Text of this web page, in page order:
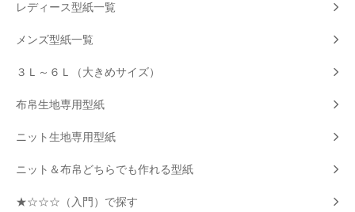
レディース型紙一覧
メンズ型紙一覧
３Ｌ～６Ｌ（大きめサイズ）
布帛生地専用型紙
ニット生地専用型紙
ニット＆布帛どちらでも作れる型紙
★☆☆☆（入門）で探す